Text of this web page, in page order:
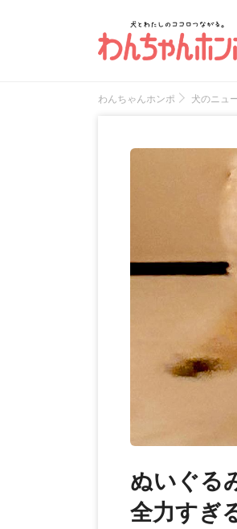
わんちゃんホンポ 犬のニュ
ぬいぐる
全力すぎ